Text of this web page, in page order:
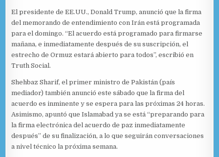
El presidente de EE.UU., Donald Trump, anunció que la firma
del memorando de entendimiento con Irán está programada
para el domingo. “El acuerdo está programado para firmarse
mañana, e inmediatamente después de su suscripción, el
estrecho de Ormuz estará abierto para todos”, escribió en
Truth Social.
Shehbaz Sharif, el primer ministro de Pakistán (país
mediador) también anunció este sábado que la firma del
acuerdo es inminente y se espera para las próximas 24 horas.
Asimismo, apuntó que Islamabad ya se está “preparando para
la firma electrónica del acuerdo de paz inmediatamente
después” de su finalización, a lo que seguirán conversaciones
a nivel técnico la próxima semana.